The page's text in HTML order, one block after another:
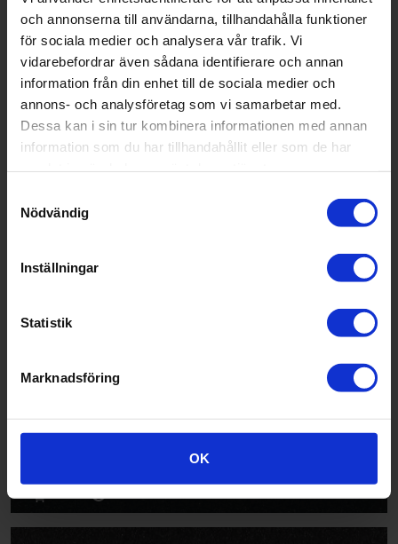
och annonserna till användarna, tillhandahålla funktioner
för sociala medier och analysera vår trafik. Vi
vidarebefordrar även sådana identifierare och annan
information från din enhet till de sociala medier och
annons- och analysföretag som vi samarbetar med.
Dessa kan i sin tur kombinera informationen med annan
information som du har tillhandahållit eller som de har
Nödvändig
Inställningar
Statistik
Marknadsföring
OK
X2546R11